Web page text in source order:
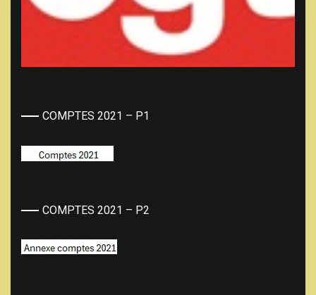
COMPTES 2021 – P1
COMPTES 2021 – P2